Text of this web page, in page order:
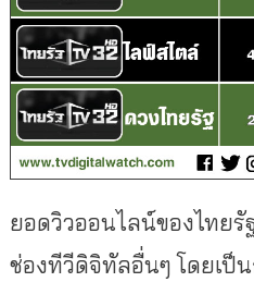
ยอดวิวออนไลน์ของไทย
ช่องทีวีดิจิทัลอื่นๆ โดยเป็